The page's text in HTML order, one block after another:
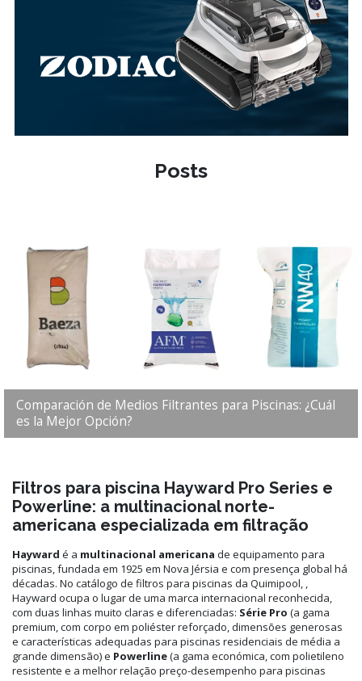
Posts
Comparación de Medios Filtrantes para Piscinas: ¿Cuál
es la Mejor Opción?
Filtros para piscina Hayward Pro Series e
Powerline: a multinacional norte-
americana especializada em filtração
Hayward é a multinacional americana de equipamento para
piscinas, fundada em 1925 em Nova Jérsia e com presença global há
décadas. No catálogo de filtros para piscinas da Quimipool, ,
Hayward ocupa o lugar de uma marca internacional reconhecida,
com duas linhas muito claras e diferenciadas: Série Pro (a gama
premium, com corpo em poliéster reforçado, dimensões generosas
e características adequadas para piscinas residenciais de média a
grande dimensão) e Powerline(a gama económica, com polietileno
resistente e a melhor relação preço-desempenho para piscinas